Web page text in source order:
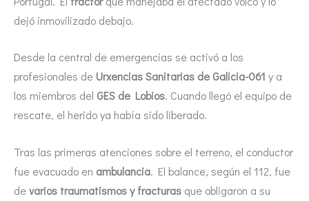
dejó inmovilizado debajo.
Desde la central de emergencias se activó a los
profesionales de Urxencias Sanitarias de Galicia-061 y a
los miembros del GES de Lobios. Cuando llegó el equipo de
rescate, el herido ya había sido liberado.
Tras las primeras atenciones sobre el terreno, el conductor
fue evacuado en ambulancia. El balance, según el 112, fue
devarios traumatismos y fracturas que obligaron a su